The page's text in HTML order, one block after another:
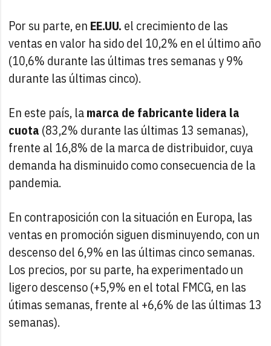
Por su parte, en EE.UU. el crecimiento de las
ventas en valor ha sido del 10,2% en el último año
(10,6% durante las últimas tres semanas y 9%
durante las últimas cinco).
En este país, lamarca de fabricante lidera la
cuota (83,2% durante las últimas 13 semanas),
frente al 16,8% de la marca de distribuidor, cuya
demanda ha disminuido como consecuencia de la
pandemia.
En contraposición con la situación en Europa, las
ventas en promoción siguen disminuyendo, con un
descenso del 6,9% en las últimas cinco semanas.
Los precios, por su parte, ha experimentado un
ligero descenso (+5,9% en el total FMCG, en las
útimas semanas, frente al +6,6% de las últimas 13
semanas).